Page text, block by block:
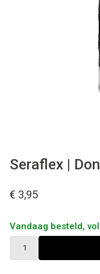
Seraflex |
€ 3,95
Vandaag besteld,